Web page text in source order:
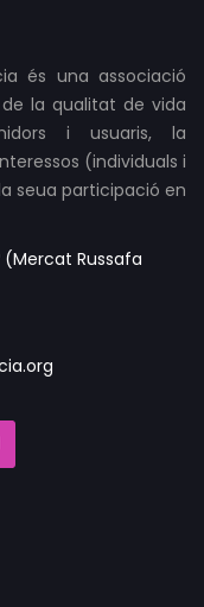
és una associació
la qualitat de vida
i usuaris, la
(individuals i
seua participació en
(Mercat Russafa